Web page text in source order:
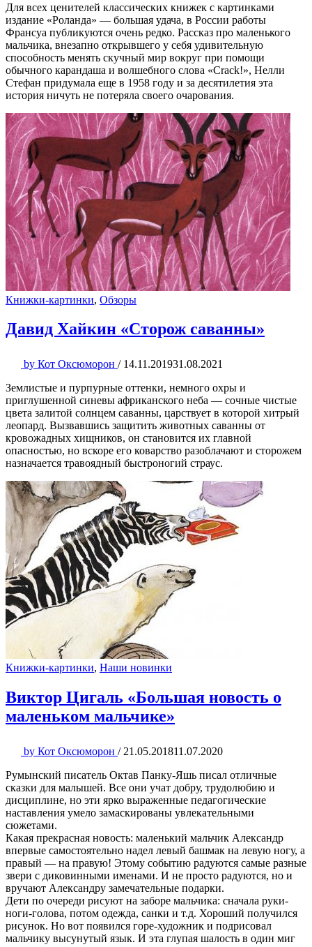
Для всех ценителей классических книжек с картинками
издание «Роланда» — большая удача, в России работы
Франсуа публикуются очень редко. Рассказ про маленького
мальчика, внезапно открывшего у себя удивительную
способность менять скучный мир вокруг при помощи
обычного карандаша и волшебного слова «Crack!», Нелли
Стефан придумала еще в 1958 году и за десятилетия эта
история ничуть не потеряла своего очарования.
Книжки-картинки, Обзоры
Давид Хайкин «Сторож саванны»
by Кот Оксюморон / 14.11.201931.08.2021
Землистые и пурпурные оттенки, немного охры и
приглушенной синевы африканского неба — сочные чистые
цвета залитой солнцем саванны, царствует в которой хитрый
леопард. Вызвавшись защитить животных саванны от
кровожадных хищников, он становится их главной
опасностью, но вскоре его коварство разоблачают и сторожем
назначается травоядный быстроногий страус.
Книжки-картинки, Наши новинки
Виктор Цигаль «Большая новость о
маленьком мальчике»
by Кот Оксюморон / 21.05.201811.07.2020
Румынский писатель Октав Панку-Яшь писал отличные
сказки для малышей. Все они учат добру, трудолюбию и
дисциплине, но эти ярко выраженные педагогические
наставления умело замаскированы увлекательными
сюжетами.
Какая прекрасная новость: маленький мальчик Александр
впервые самостоятельно надел левый башмак на левую ногу, а
правый — на правую! Этому событию радуются самые разные
звери с диковинными именами. И не просто радуются, но и
вручают Александру замечательные подарки.
Дети по очереди рисуют на заборе мальчика: сначала руки-
ноги-голова, потом одежда, санки и т.д. Хороший получился
рисунок. Но вот появился горе-художник и подрисовал
мальчику высунутый язык. И эта глупая шалость в один миг